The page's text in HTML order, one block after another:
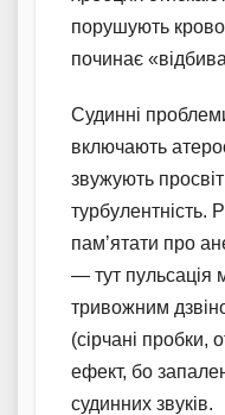
порушують
починає
Судинні
включають
звужують
турбулентність.
пам’ятати про
— тут
тривожним
(сірчані пробки,
ефект, бо
судинних звуків.